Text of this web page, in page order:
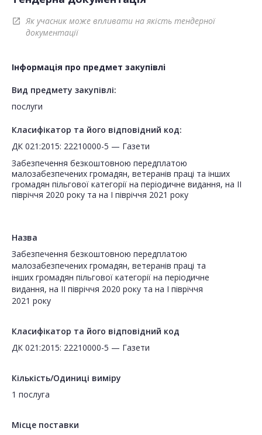
open_in_new
Як учасник може впливати на якість тендерної
документації
Інформація про предмет закупівлі
Вид предмету закупівлі:
послуги
Класифікатор та його відповідний код:
ДК 021:2015: 22210000-5 — Газети
Забезпечення безкоштовною передплатою
малозабезпечених громадян, ветеранів праці та інших
громадян пільгової категорії на періодичне видання, на ІІ
півріччя 2020 року та на I півріччя 2021 року
Назва
Забезпечення безкоштовною передплатою
малозабезпечених громадян, ветеранів праці та
інших громадян пільгової категорії на періодичне
видання, на ІІ півріччя 2020 року та на I півріччя
2021 року
Класифікатор та його відповідний код
ДК 021:2015: 22210000-5 — Газети
Кількість/Одиниці виміру
1 послуга
Місце поставки